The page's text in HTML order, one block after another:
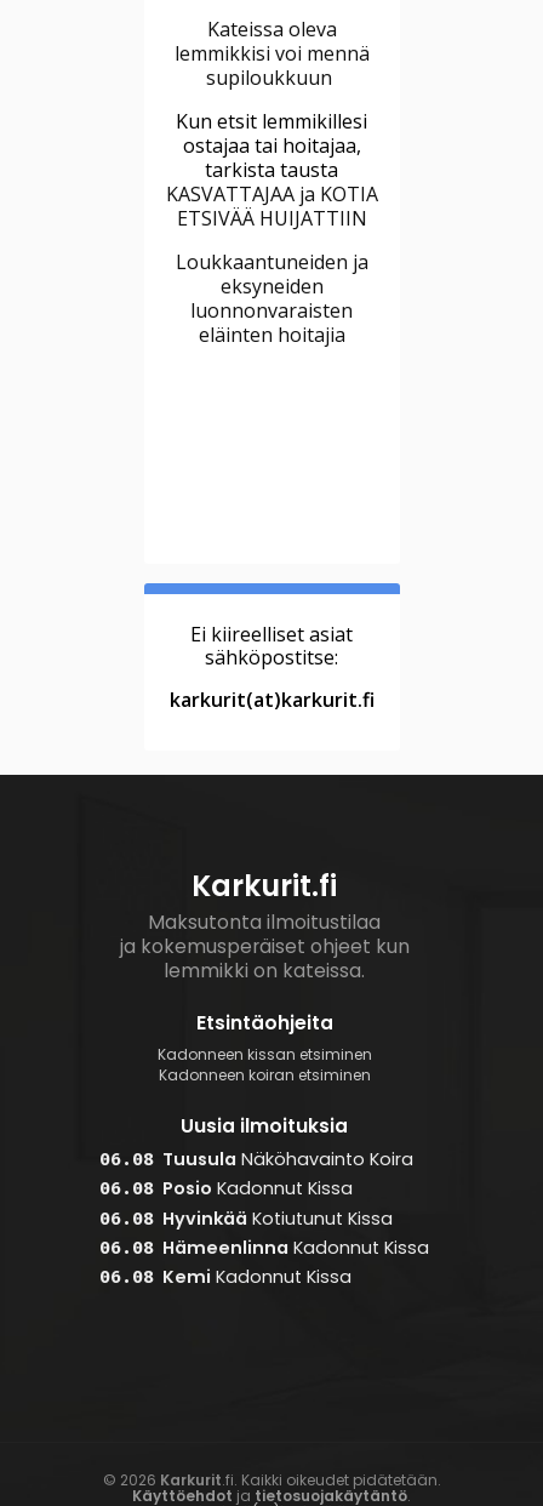
Kateissa oleva
lemmikkisi voi mennä
supiloukkuun
Kun etsit lemmikillesi
ostajaa tai hoitajaa,
tarkista tausta
KASVATTAJAA ja KOTIA
ETSIVÄÄ HUIJATTIIN
Loukkaantuneiden ja
eksyneiden
luonnonvaraisten
eläinten hoitajia
Ei kiireelliset asiat
sähköpostitse:
karkurit(at)karkurit.fi
Karkurit.fi
Maksutonta ilmoitustilaa
ja kokemusperäiset ohjeet kun
lemmikki on kateissa.
Etsintäohjeita
Kadonneen kissan etsiminen
Kadonneen koiran etsiminen
Uusia ilmoituksia
06.08 Tuusula Näköhavainto Koira
06.08 Posio Kadonnut Kissa
06.08 Hyvinkää Kotiutunut Kissa
06.08 Hämeenlinna Kadonnut Kissa
06.08 Kemi Kadonnut Kissa
© 2026 Karkurit.fi. Kaikki oikeudet pidätetään.
Käyttöehdot ja tietosuojakäytäntö.